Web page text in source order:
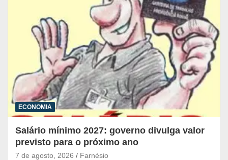
ECONOMIA
Salário mínimo 2027: governo divulga valor
previsto para o próximo ano
7 de agosto, 2026 Farnésio